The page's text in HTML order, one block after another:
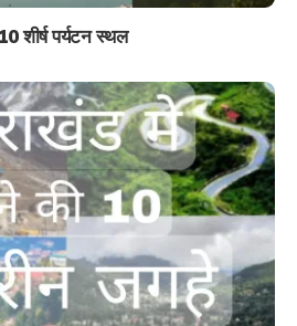
शीर्ष पर्यटन स्थल